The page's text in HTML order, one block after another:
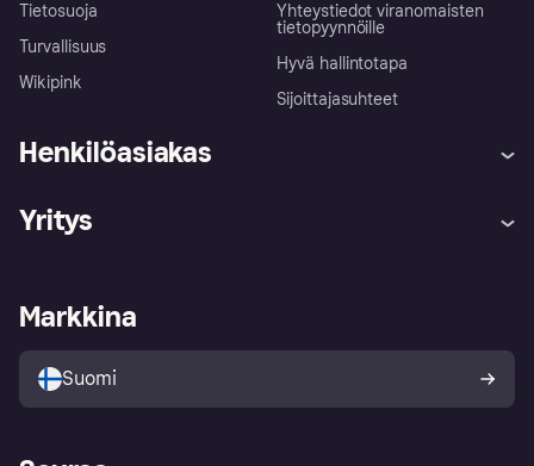
Tietosuoja
Turvallisuus
Wikipink
Yhteystiedot viranomaisten
tietopyynnöille
Hyvä hallintotapa
Sijoittajasuhteet
Henkilöasiakas
Ohje
Kirjaudu sisään
Tutustu kauppoihin
Ostajan turva
Yritys
Kirjaudu sisään yrityksenä
Markkina
Suomi